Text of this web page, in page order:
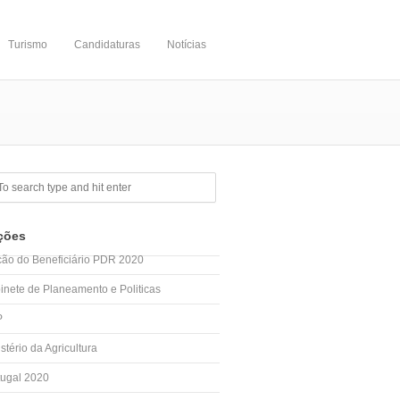
Turismo Candidaturas Notícias
do Beneficiário PDR 2020
de Planeamento e Politicas
da Agricultura
2020